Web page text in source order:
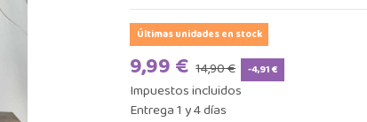
Últimas unidades en stock
9,99 € 14,90 € -4,91 €
Impuestos incluidos
Entrega 1 y 4 días